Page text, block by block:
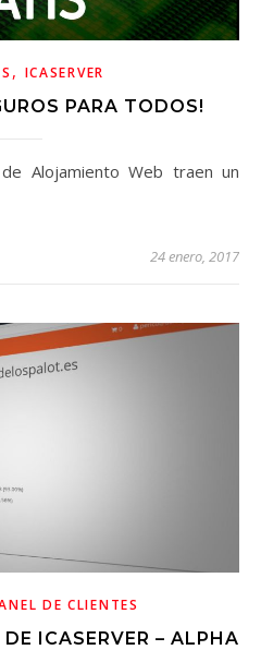
, ICASERVER
PARA TODOS!
24 enero, 2017
DE CLIENTES
ICASERVER – ALPHA